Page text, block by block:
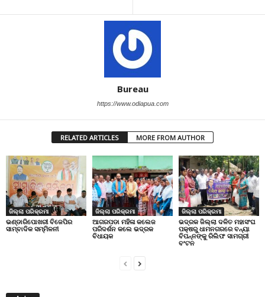
Bureau
https://www.odiapua.com
RELATED ARTICLES MORE FROM AUTHOR
ଜିଲ୍ଲା ପରିକ୍ରମା
ଭଣ୍ଡାରିପୋଖରୀ ବିଜେପିର
ସାମ୍ବାଦିକ ସମ୍ମିଳନୀ
ଜିଲ୍ଲା ପରିକ୍ରମା
ଆଗରପଡା ମହିଳା କଲେଜ
ପରିଦର୍ଶନ କଲେ ଭଦ୍ରକ
ବିଧାୟକ
ଜିଲ୍ଲା ପରିକ୍ରମା
ଭଦ୍ରକ ଜିଲ୍ଲା ଦଳିତ ମହାସଂଘ
ପକ୍ଷରୁ ଧାମନଗରରେ ବନ୍ୟା
ବିପନ୍ନଙ୍କୁ ରିଲିଫ ସାମଗ୍ରୀ
ବଂଟନ